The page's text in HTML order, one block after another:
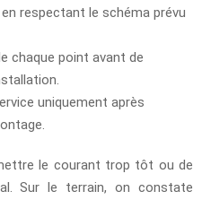
respectant le schéma prévu
chaque point avant de
uniquement après
le courant trop tôt ou de
Sur le terrain, on constate